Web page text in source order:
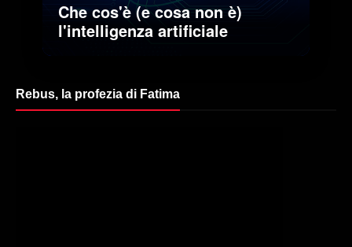
Che cos'è (e cosa non è)
l'intelligenza artificiale
Rebus, la profezia di Fatima